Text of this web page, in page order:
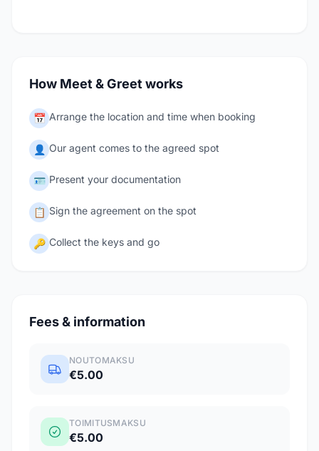
How Meet & Greet works
📅 Arrange the location and time when booking
👤 Our agent comes to the agreed spot
🪪 Present your documentation
📋 Sign the agreement on the spot
🔑 Collect the keys and go
Fees & information
NOUTOMAKSU
€5.00
TOIMITUSMAKSU
€5.00